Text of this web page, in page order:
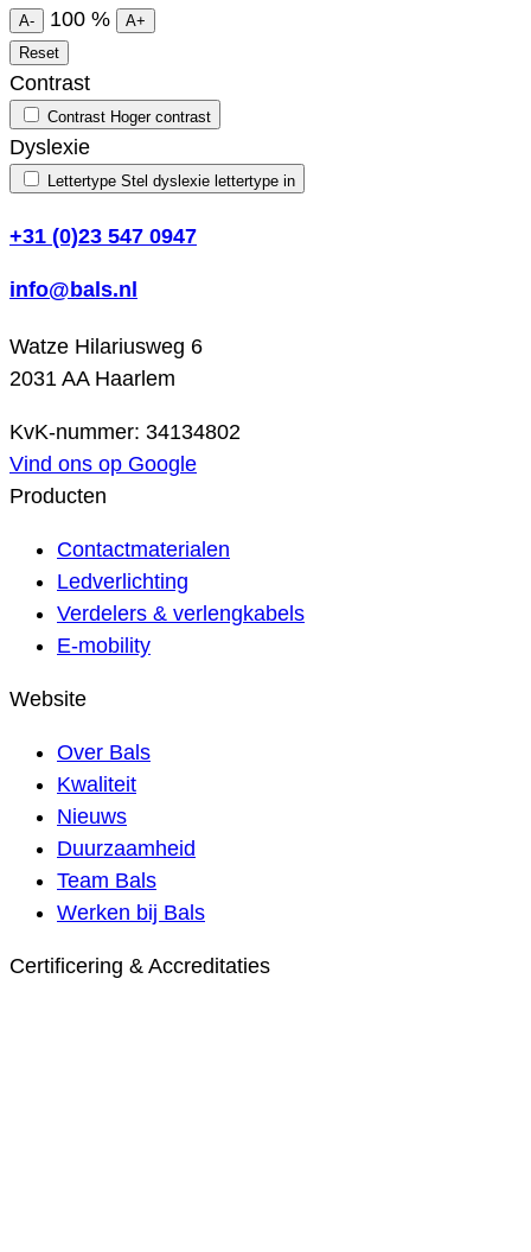
A- 100 %
A+
Reset
Contrast
Contrast Hoger contrast
Dyslexie
Lettertype Stel dyslexie lettertype in
+31 (0)23 547 0947
info@bals.nl
Watze Hilariusweg 6
2031 AA Haarlem
KvK-nummer: 34134802
Vind ons op Google
Producten
Contactmaterialen
Ledverlichting
Verdelers & verlengkabels
E-mobility
Website
Over Bals
Kwaliteit
Nieuws
Duurzaamheid
Team Bals
Werken bij Bals
Certificering & Accreditaties